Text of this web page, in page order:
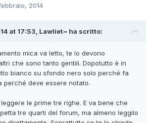
2014
at 17:53, Lawliet~ ha scritto:
mica va letto, te lo devono
che sono tanto gentili. Dopotutto è in
bianco su sfondo nero solo perché fa
perché deve essere notato.
le prime tre righe. E va bene che
tre quarti del forum, ma almeno leggilo